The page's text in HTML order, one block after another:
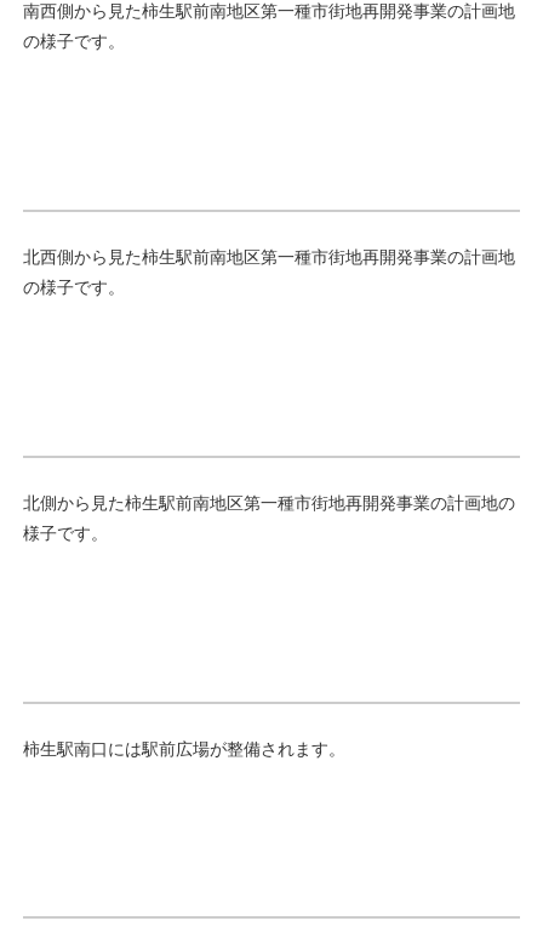
南西側から見た柿生駅前南地区第一種市街地再開発事業の計画地
の様子です。
北西側から見た柿生駅前南地区第一種市街地再開発事業の計画地
の様子です。
北側から見た柿生駅前南地区第一種市街地再開発事業の計画地の
様子です。
柿生駅南口には駅前広場が整備されます。